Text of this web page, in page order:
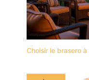
Choisir le brasero